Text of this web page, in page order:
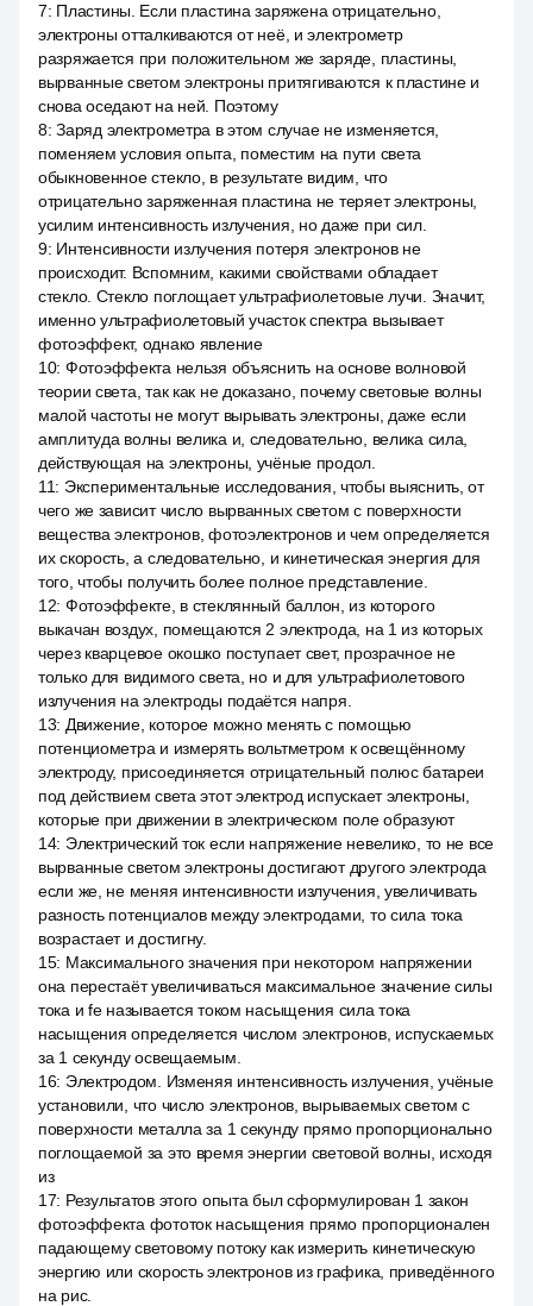
7: Пластины. Если пластина заряжена отрицательно,
электроны отталкиваются от неё, и электрометр
разряжается при положительном же заряде, пластины,
вырванные светом электроны притягиваются к пластине и
снова оседают на ней. Поэтому
8:Заряд электрометра в этом случае не изменяется,
поменяем условия опыта, поместим на пути света
обыкновенное стекло, в результате видим, что
отрицательно заряженная пластина не теряет электроны,
усилим интенсивность излучения, но даже при сил.
9: Интенсивности излучения потеря электронов не
происходит. Вспомним, какими свойствами обладает
стекло. Стекло поглощает ультрафиолетовые лучи. Значит,
именно ультрафиолетовый участок спектра вызывает
фотоэффект, однако явление
10: Фотоэффекта нельзя объяснить на основе волновой
теории света, так как не доказано, почему световые волны
малой частоты не могут вырывать электроны, даже если
амплитуда волны велика и, следовательно, велика сила,
действующая на электроны, учёные продол.
11: Экспериментальные исследования, чтобы выяснить, от
чего же зависит число вырванных светом с поверхности
вещества электронов, фотоэлектронов и чем определяется
их скорость, а следовательно, и кинетическая энергия для
того, чтобы получить более полное представление.
12: Фотоэффекте, в стеклянный баллон, из которого
выкачан воздух, помещаются 2 электрода, на 1 из которых
через кварцевое окошко поступает свет, прозрачное не
только для видимого света, но и для ультрафиолетового
излучения на электроды подаётся напря.
13: Движение, которое можно менять с помощью
потенциометра и измерять вольтметром к освещённому
электроду, присоединяется отрицательный полюс батареи
под действием света этот электрод испускает электроны,
которые при движении в электрическом поле образуют
14: Электрический ток если напряжение невелико, то не все
вырванные светом электроны достигают другого электрода
если же, не меняя интенсивности излучения, увеличивать
разность потенциалов между электродами, то сила тока
возрастает и достигну.
15: Максимального значения при некотором напряжении
она перестаёт увеличиваться максимальное значение силы
тока и fe называется током насыщения сила тока
насыщения определяется числом электронов, испускаемых
за 1 секунду освещаемым.
16: Электродом. Изменяя интенсивность излучения, учёные
установили, что число электронов, вырываемых светом с
поверхности металла за 1 секунду прямо пропорционально
поглощаемой за это время энергии световой волны, исходя
из
17: Результатов этого опыта был сформулирован 1 закон
фотоэффекта фототок насыщения прямо пропорционален
падающему световому потоку как измерить кинетическую
энергию или скорость электронов из графика, приведённого
на рис.